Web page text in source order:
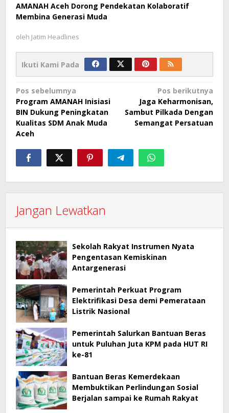
AMANAH Aceh Dorong Pendekatan Kolaboratif
Membina Generasi Muda
oleh Jatim Headlines
Ikuti Kami Pada
Navigasi
pos
Pos sebelumnya
Program AMANAH Inisiasi
BIN Dukung Peningkatan
Kualitas SDM Anak Muda
Aceh
Pos berikutnya
Jaga Keharmonisan,
Sambut Pilkada Dengan
Semangat Persatuan
Jangan Lewatkan
Sekolah Rakyat Instrumen Nyata
Pengentasan Kemiskinan
Antargenerasi
Pemerintah Perkuat Program
Elektrifikasi Desa demi Pemerataan
Listrik Nasional
Pemerintah Salurkan Bantuan Beras
untuk Puluhan Juta KPM pada HUT RI
ke-81
Bantuan Beras Kemerdekaan
Membuktikan Perlindungan Sosial
Berjalan sampai ke Rumah Rakyat